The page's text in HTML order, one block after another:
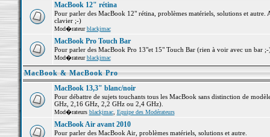
MacBook 12" rétina
Pour parler des MacBook 12" rétina, problèmes matériels, solutions et
clavier ;-)
Mod�rateurblackjmac
MacBook Pro Touch Bar
Pour parler des MacBook Pro 13"et 15" Touch Bar (rien à voir avec un bar
Mod�rateurblackjmac
MacBook & MacBook Pro
MacBook 13,3" blanc/noir
Pour débattre de sujets touchants tous les MacBook sans distinction de
GHz, 2,16 GHz, 2,2 GHz ou 2,4 GHz).
Mod�rateurs blackjmac, Equipe des Modérateurs
MacBook Air avant 2010
Pour parler des MacBook Air, problèmes matériels, solutions et autre.